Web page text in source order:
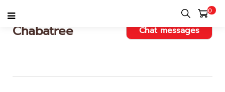
0
Chabatree Chat messages